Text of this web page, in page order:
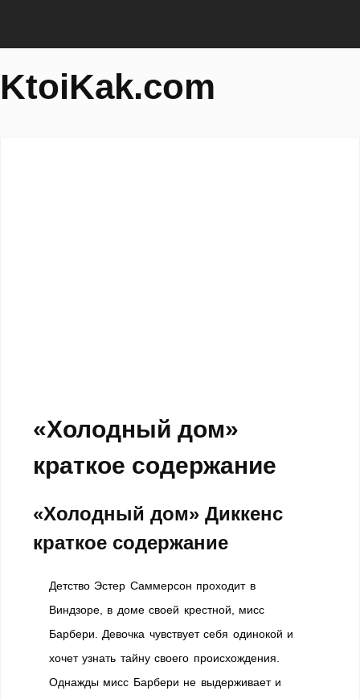
KtoiKak.com
«Холодный дом»
краткое содержание
«Холодный дом» Диккенс
краткое содержание
Детство Эстер Саммерсон проходит в
Виндзоре, в доме своей крестной, мисс
Барбери. Девочка чувствует себя одинокой и
хочет узнать тайну своего происхождения.
Однажды мисс Барбери не выдерживает и